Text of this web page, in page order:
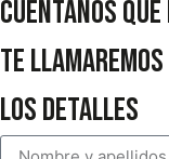
Cuéntanos
te
los detalles